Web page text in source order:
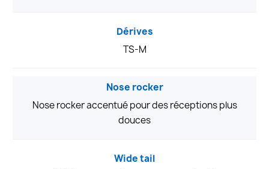
Dérives
TS-M
Nose rocker
Nose rocker accentué pour des réceptions plus
douces
Wide tail